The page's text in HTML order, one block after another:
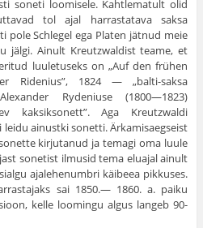
soneti loomisele. Kahtlematult olid
tol ajal harrastatava saksa
pole Schlegel ega Platen jätnud meie
jälgi. Ainult Kreutzwaldist teame, et
luuletuseks on „Auf den frühen
Ridenius”, 1824 — „balti-saksa
Rydeniuse (1800—1823)
kaksiksonett”. Aga Kreutzwaldi
ainustki sonetti. Ärkamisaegseist
kirjutanud ja temagi oma luule
sonetist ilmusid tema eluajal ainult
ajalehenumbri käibeea pikkuses.
sai 1850.— 1860. a. paiku
kelle loomingu algus langeb 90-